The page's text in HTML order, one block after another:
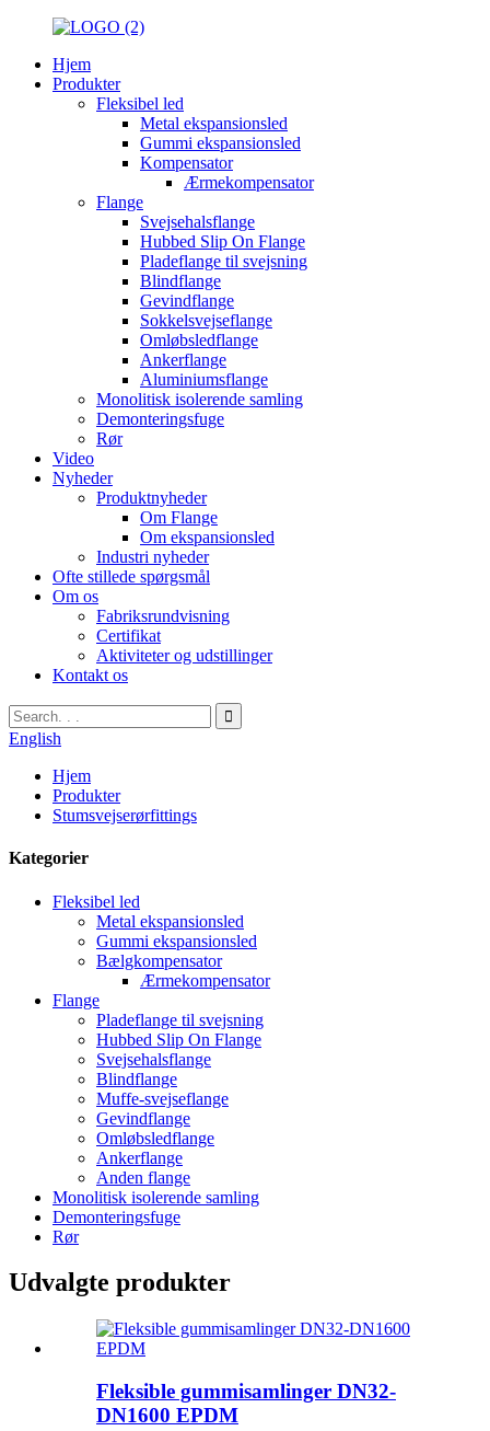
Hjem
Produkter
Fleksibel led
Metal ekspansionsled
Gummi ekspansionsled
Kompensator
Ærmekompensator
Flange
Svejsehalsflange
Hubbed Slip On Flange
Pladeflange til svejsning
Blindflange
Gevindflange
Sokkelsvejseflange
Omløbsledflange
Ankerflange
Aluminiumsflange
Monolitisk isolerende samling
Demonteringsfuge
Rør
Video
Nyheder
Produktnyheder
Om Flange
Om ekspansionsled
Industri nyheder
Ofte stillede spørgsmål
Om os
Fabriksrundvisning
Certifikat
Aktiviteter og udstillinger
Kontakt os
English
Hjem
Produkter
Stumsvejserørfittings
Kategorier
Fleksibel led
Metal ekspansionsled
Gummi ekspansionsled
Bælgkompensator
Ærmekompensator
Flange
Pladeflange til svejsning
Hubbed Slip On Flange
Svejsehalsflange
Blindflange
Muffe-svejseflange
Gevindflange
Omløbsledflange
Ankerflange
Anden flange
Monolitisk isolerende samling
Demonteringsfuge
Rør
Udvalgte produkter
Fleksible gummisamlinger DN32-
DN1600 EPDM